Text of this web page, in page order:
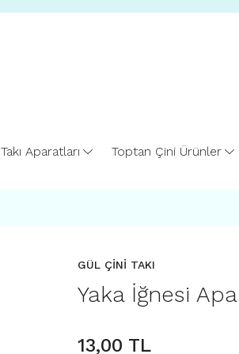
Takı Aparatları Toptan Çini Ürünler
GÜL ÇİNİ TAKI
Yaka İğnesi
13,00 TL